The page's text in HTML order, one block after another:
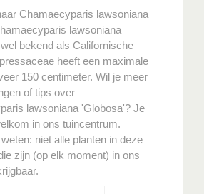
Chamaecyparis lawsoniana
lawsoniana
bekend als Californische
heeft een maximale
150 centimeter. Wil je meer
of tips over
lawsoniana 'Globosa'? Je
in ons tuincentrum.
niet alle planten in deze
zijn (op elk moment) in ons